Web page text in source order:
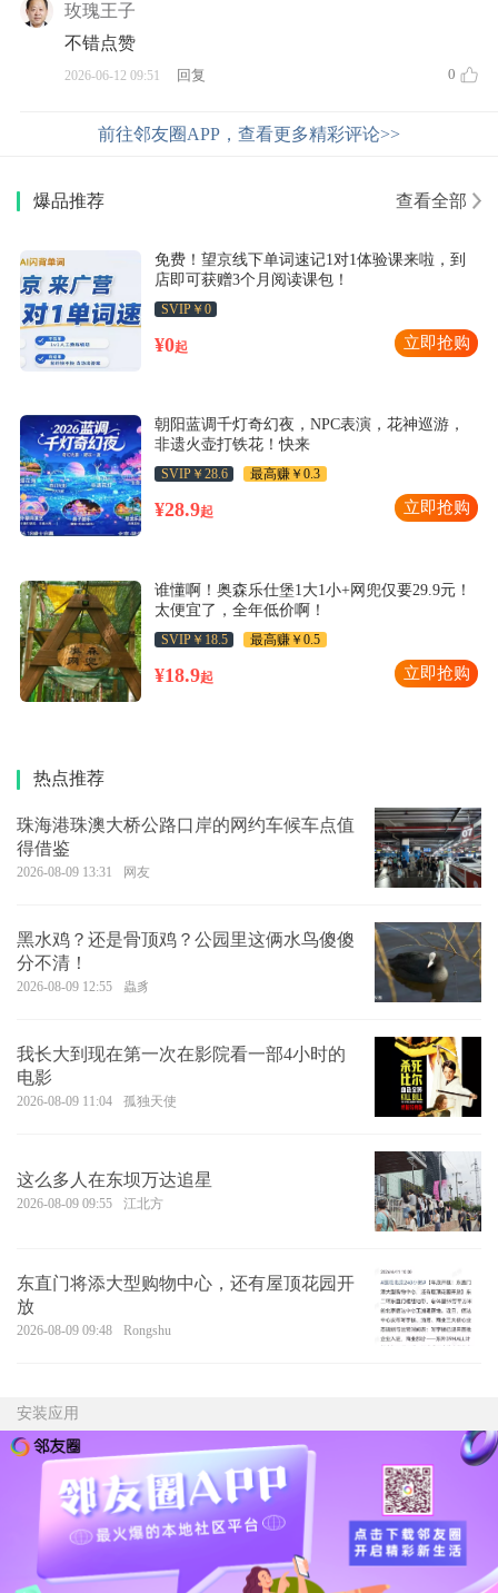
玫瑰王子
不错点赞
0
2026-06-12 09:51 回复
前往邻友圈APP，查看更多精彩评论>>
爆品推荐 查看全部
免费！望京线下单词速记1对1体验课来啦，到
店即可获赠3个月阅读课包！
SVIP￥0
¥0起 立即抢购
朝阳蓝调千灯奇幻夜，NPC表演，花神巡游，
非遗火壶打铁花！快来
SVIP￥28.6 最高赚￥0.3
¥28.9起 立即抢购
谁懂啊！奥森乐仕堡1大1小+网兜仅要29.9元！
太便宜了，全年低价啊！
SVIP￥18.5 最高赚￥0.5
¥18.9起 立即抢购
热点推荐
珠海港珠澳大桥公路口岸的网约车候车点值
得借鉴
2026-08-09 13:31 网友
黑水鸡？还是骨顶鸡？公园里这俩水鸟傻傻
分不清！
2026-08-09 12:55 蟲豸
我长大到现在第一次在影院看一部4小时的
电影
2026-08-09 11:04 孤独天使
这么多人在东坝万达追星
2026-08-09 09:55 江北方
东直门将添大型购物中心，还有屋顶花园开
放
2026-08-09 09:48 Rongshu
安装应用